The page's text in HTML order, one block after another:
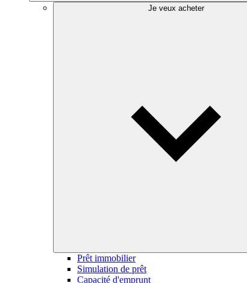
Je veux acheter
Prêt immobilier
Simulation de prêt
Capacité d'emprunt